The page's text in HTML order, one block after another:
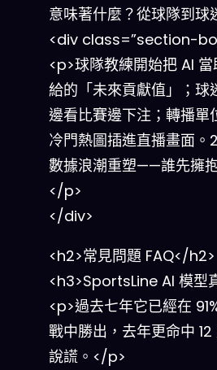
意味著什麼？從球隊到
<div class=”section-
<p>球隊教練開始把 AI
給的「未來貢獻值」；
邊看比賽邊下注；轉播單
冷門熱圖插進直播畫面
數據浪潮重塑——誰先擁
</p>
</div>
<h2>常見問題 FAQ</h2>
<h3>SportsLine AI 模型
<p>過去七年它已經在
戰中勝出，去年更命中
說謊。</p>